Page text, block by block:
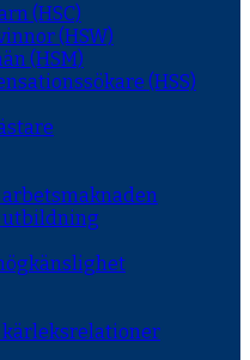
(HSC)
(HSW)
(HSM)
(HSS)
utbildning
kärleksrelationer